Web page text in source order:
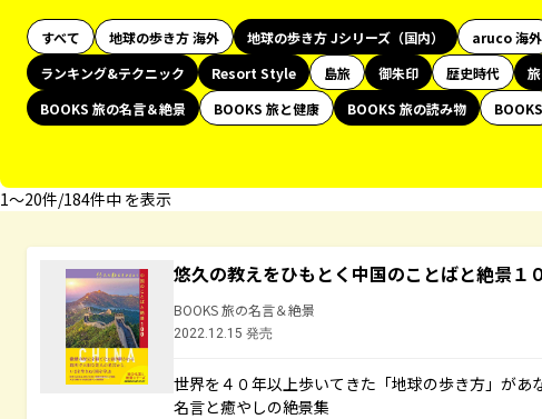
すべて 地球の歩き方 海外 地球の歩き方 Jシリーズ（国内） aruco 海外
ランキング&テクニック
Resort Style 島旅 御朱印 歴史時代
BOOKS 旅の名言＆絶景
BOOKS 旅と健康 BOOKS 旅の読み物 BOOKS
1〜20件/184件中 を表示
悠久の教えをひもとく中国のことばと絶景１
BOOKS 旅の名言＆絶景
2022.12.15 発売
世界を４０年以上歩いてきた「地球の歩き方」が
名言と癒やしの絶景集